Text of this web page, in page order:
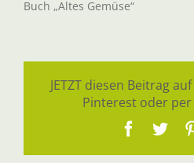
Buch „Altes Gemüse“
JETZT diesen Beitrag
Pinterest oder per